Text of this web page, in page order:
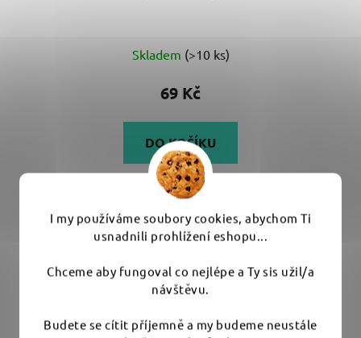
I my používáme soubory cookies, abychom Ti
usnadnili prohlížení eshopu...
Chceme aby fungoval co nejlépe a Ty sis užil/a
návštěvu.
Budete se cítit příjemně a my budeme neustále
hodnocení
produktu
5,0
z
5
hvězdiček.
Skladem (>10 ks)
69 Kč
DO KOŠÍKU
Pěnový aplikátor pro rovnoměrné nanášení ošetření
pneumatik. Dobře se drží....